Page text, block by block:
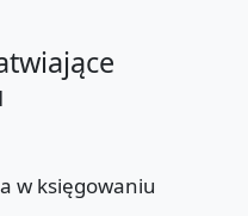
w księgowaniu